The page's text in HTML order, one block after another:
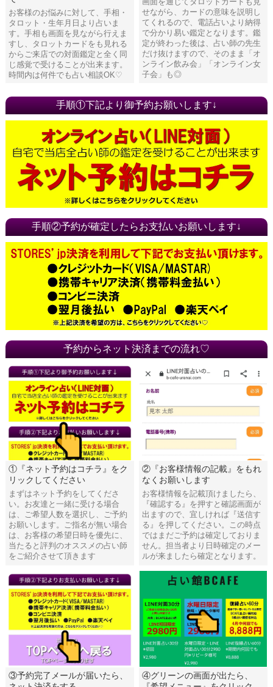
お客様のお悩みに対して、手相・
タロット・生年月日より占いま
す。手相も画面を見ながら行えま
すし、タロットカードをも見れる
からご来店での対面鑑定と全く同
じ感覚で受けることが出来ます。
時間内は何件でも占い相談OK♡
せながら、カードの意味を説明し
てくれるので、電話占いより納得
で分かり易い鑑定となります。鑑
定が終わった後は、占い師の先生
だけ抜けますので、そのまま「オ
ンライン飲み会」「オンライン女
子会」も◎
手順①下記より御予約お願いします↓
手順②予約が確定したらお支払いお願いします↓
予約からネット決済までの流れ♡
①『ネット予約はコチラ』をク
リックしてください
まずはネット予約をしてくださ
い。お友達と一緒に受ける場合
は、ご希望人数を選択し、ご予約
お願いします。ご指名が無い場合
は、お客様の希望日時を優先に、
当たると評判のオススメの占い師
をご紹介させて頂きます
②『お客様情報の記載』をもれ
なくお願いします
お客様情報を記載頂けましたら、
『確認する』を押すと確認画面が
出ますので、宜しければ『送信す
る』を押してください。この時点
ではまだご予約は確定しておりま
せん。担当者より日時確定のメー
ルが来ましたら確定となります。
③予約完了メールが届いたら、
④グリーンの画面が出たら、